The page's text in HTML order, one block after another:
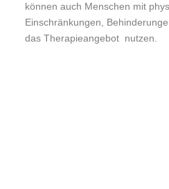
können auch Menschen mit
Einschränkungen,
das Therapieangebot nutzen.